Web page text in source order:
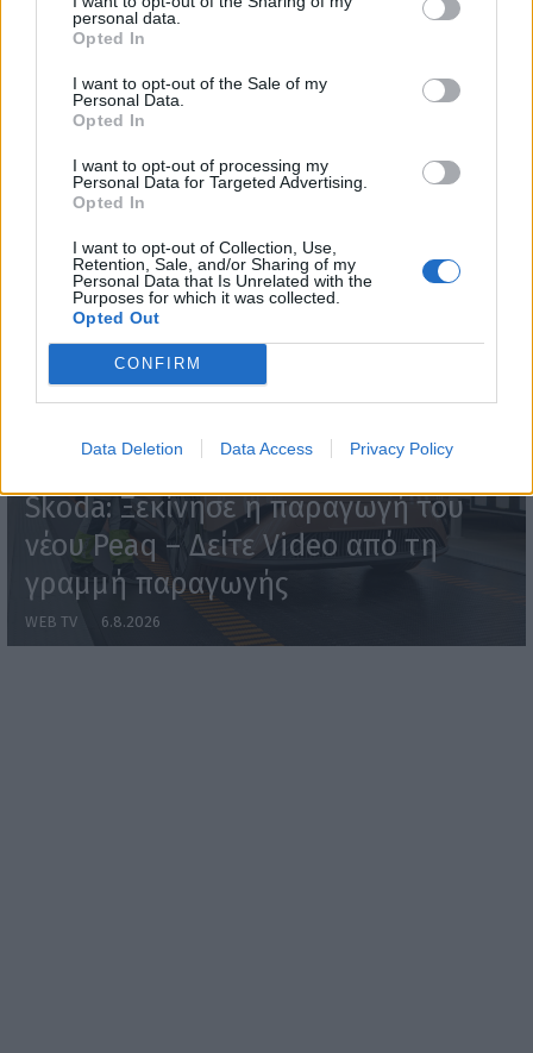
personal data.
Opted In
I want to opt-out of the Sale of my
Personal Data.
Opted In
I want to opt-out of processing my
Personal Data for Targeted Advertising.
Opted In
I want to opt-out of Collection, Use,
Retention, Sale, and/or Sharing of my
Personal Data that Is Unrelated with the
Purposes for which it was collected.
Opted Out
CONFIRM
Data Deletion Data Access Privacy Policy
WEBTV
Skoda: Ξεκίνησε η παραγωγή του
νέου Peaq – Δείτε Video από τη
γραμμή παραγωγής
WEB TV 6.8.2026